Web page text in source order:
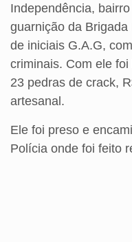
Independência,
guarnição da
de iniciais G.A.G,
criminais. Com ele
23 pedras de crack,
artesanal.
Ele foi preso e
Polícia onde foi feito